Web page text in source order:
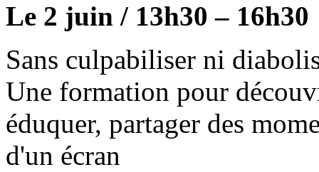
Le 2 juin / 13h30 – 16h30
Sans culpabiliser ni
Une formation pour
éduquer, partager des
d'un écran